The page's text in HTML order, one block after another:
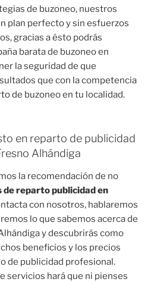
de buzoneo, nuestros
plan perfecto y sin esfuerzos
gracias a ésto podrás
barata de buzoneo en
la seguridad de que
que con la competencia
de buzoneo en tu localidad.
en reparto de publicidad
Alhándiga
la recomendación de no
de reparto publicidad en
con nosotros, hablaremos
lo que sabemos acerca de
y descubrirás como
beneficios y los precios
de publicidad profesional.
servicios hará que ni pienses